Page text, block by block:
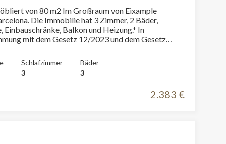
von 80 m2 Im Großraum von Eixample
3 Zimmer, 2 Bäder,
Einbauschränke, Balkon und Heizung.* In
mit dem Gesetz 12/2023 und dem Gesetz
1.474,00 €Miete des letzten
1.900,00 €Dieser Eigentümer gilt nicht als
Schlafzimmer
3
Bäder
3
2.383 €